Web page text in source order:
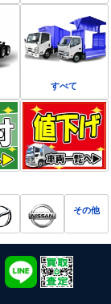
すべて
その他